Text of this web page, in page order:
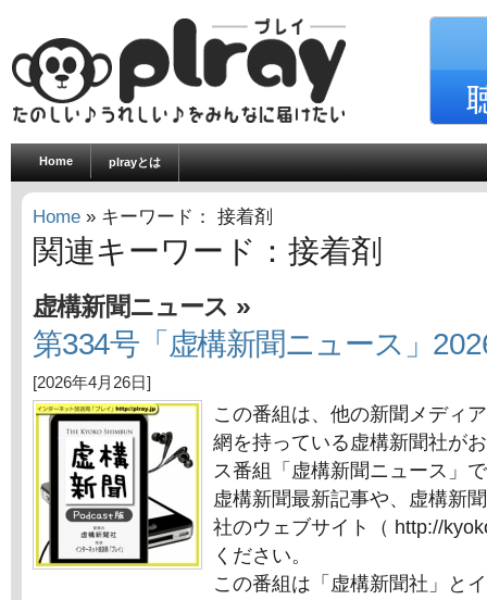
Home plrayとは
Home » キーワード： 接着剤
関連キーワード：接着剤
虚構新聞ニュース »
第334号「虚構新聞ニュース」
[2026年4月26日]
この番組は、他の新聞メディ
網を持っている虚構新聞社が
ス番組「虚構新聞ニュース」
虚構新聞最新記事や、虚構新
社のウェブサイト（ http://
ください。
この番組は「虚構新聞社」と